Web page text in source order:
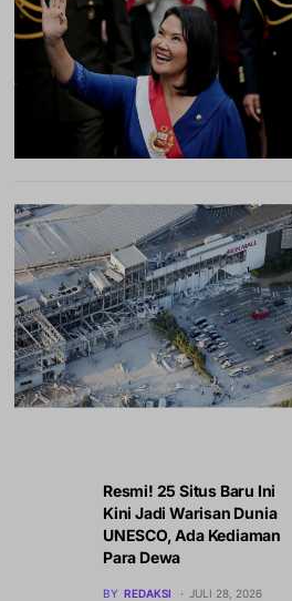
Resmi! 25 Situs Baru Ini
Kini Jadi Warisan Dunia
UNESCO, Ada Kediaman
Para Dewa
BY REDAKSI JULI 28, 2026